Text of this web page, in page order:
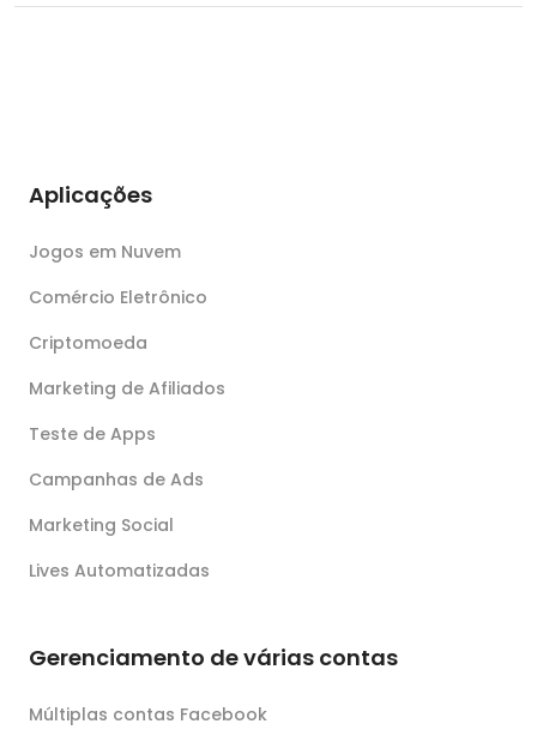
Aplicações
Jogos em Nuvem
Comércio Eletrônico
Criptomoeda
Marketing de Afiliados
Teste de Apps
Campanhas de Ads
Marketing Social
Lives Automatizadas
Gerenciamento de várias contas
Múltiplas contas Facebook